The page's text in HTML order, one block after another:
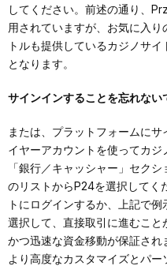
してください。前述の通り、
用されていますが、お気に入
トルも提供しているカジノサ
となります。
サインインすることを忘れない
または、プラットフォームに
イヤーアカウントを使ってカジ
「銀行／キャッシャー」セク
のリストからP24を選択してく
トにログインするか、上記で
選択して、直接取引に進むこ
かつ迅速な資金移動が保証さ
より高度なカスタマイズとパー